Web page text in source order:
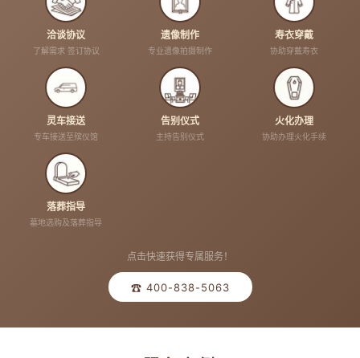
洽谈协议
了解需求 签订协议
遗像制作
专业遗像拍摄制作
寿衣穿戴
协助穿戴寿衣
灵车接送
专车接送至殡仪馆
告别仪式
主持告别仪式
火化办理
协助办理火化手续
落葬指导
墓地选购及落葬指导
点击快速获得专属服务！
☎ 400-838-5063